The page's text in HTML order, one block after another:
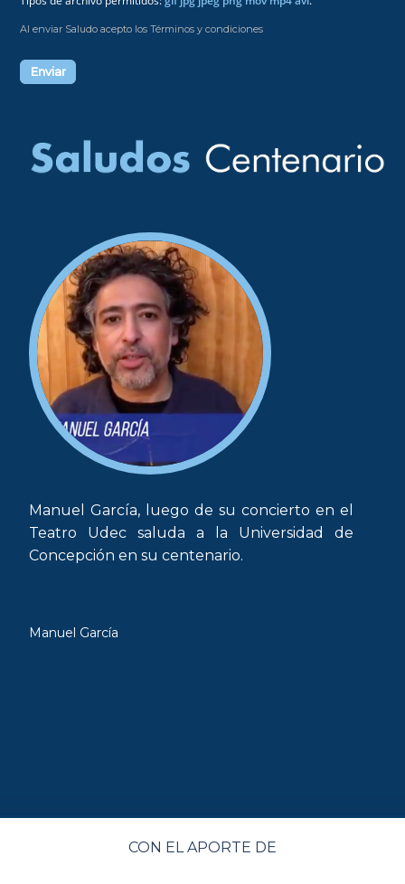
Al enviar Saludo acepto los Términos y condiciones
Manuel García, luego de su concierto en el
Teatro Udec saluda a la Universidad de
Concepción en su centenario.
Manuel García
CON EL APORTE DE